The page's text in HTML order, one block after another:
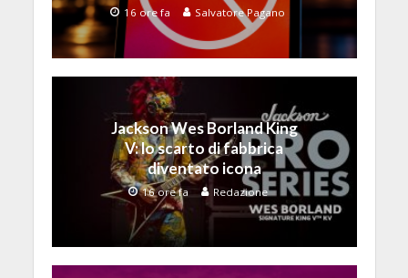
16 ore fa Salvatore Pagano
Jackson Wes Borland King
V: lo scarto di fabbrica
diventato icona
16 ore fa Redazione